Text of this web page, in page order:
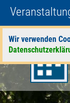
Wir verwenden